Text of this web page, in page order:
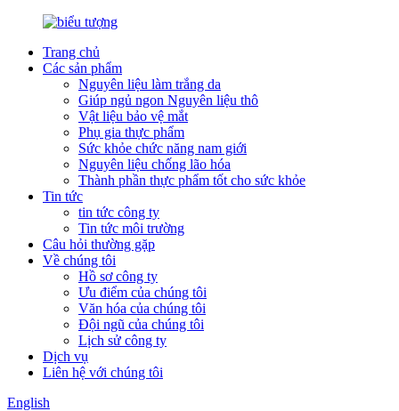
Trang chủ
Các sản phẩm
Nguyên liệu làm trắng da
Giúp ngủ ngon Nguyên liệu thô
Vật liệu bảo vệ mắt
Phụ gia thực phẩm
Sức khỏe chức năng nam giới
Nguyên liệu chống lão hóa
Thành phần thực phẩm tốt cho sức khỏe
Tin tức
tin tức công ty
Tin tức môi trường
Câu hỏi thường gặp
Về chúng tôi
Hồ sơ công ty
Ưu điểm của chúng tôi
Văn hóa của chúng tôi
Đội ngũ của chúng tôi
Lịch sử công ty
Dịch vụ
Liên hệ với chúng tôi
English